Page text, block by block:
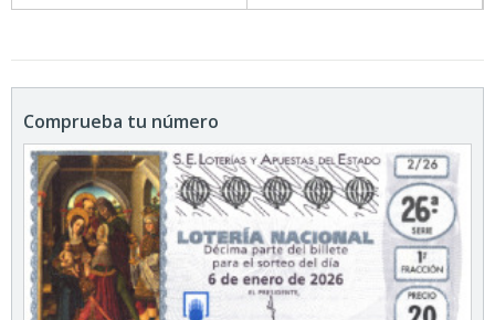
Comprueba tu número